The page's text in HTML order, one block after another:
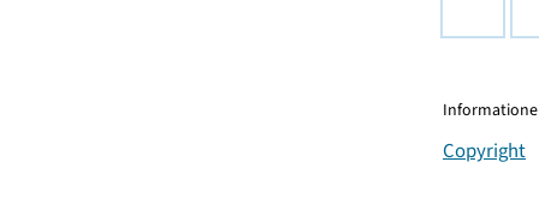
Copyright